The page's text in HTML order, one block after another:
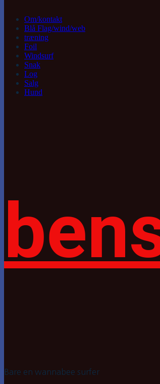
Om/kontakt
Blå Flag/wind/web
træning
Foil
Windsurf
Snak
Log
Salg
Hund
Bare en wannabee surfer